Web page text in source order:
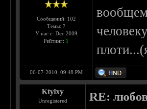
Сообщений: 102
Темы: 7
У нас с: Dec 2009
Рейтинг: 1
06-07-2010, 09:48 PM
Ktylxy
Unregistered RE: